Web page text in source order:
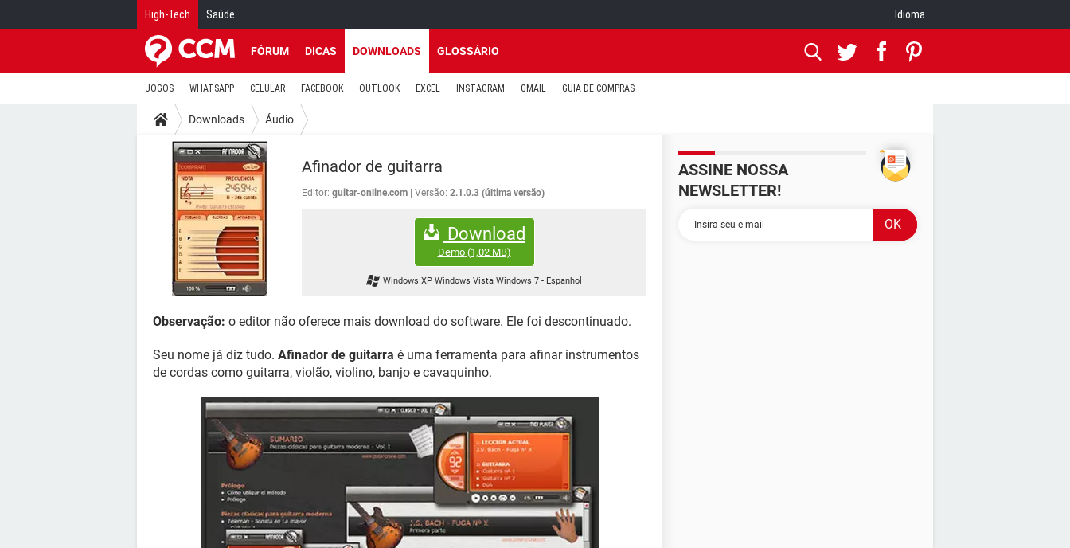
High-Tech Saúde Idioma
FÓRUM DICAS DOWNLOADS GLOSSÁRIO
JOGOS WHATSAPP CELULAR FACEBOOK OUTLOOK EXCEL INSTAGRAM GMAIL GUIA DE COMPRAS
Downloads Áudio
Afinador de guitarra
Editor: guitar-online.com Versão: 2.1.0.3 (última versão)
Download
Demo(1,02 MB)
Windows XP Windows Vista Windows 7 - Espanhol
Observação: o editor não oferece mais download do software. Ele foi descontinuado.
Seu nome já diz tudo. Afinador de guitarra é uma ferramenta para afinar instrumentos
de cordas como guitarra, violão, violino, banjo e cavaquinho.
ASSINE NOSSA
NEWSLETTER!